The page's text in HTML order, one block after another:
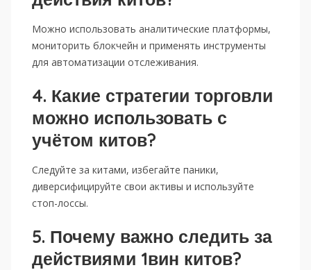
Можно использовать аналитические платформы,
мониторить блокчейн и применять инструменты
для автоматизации отслеживания.
4. Какие стратегии торговли
можно использовать с
учётом китов?
Следуйте за китами, избегайте паники,
диверсифицируйте свои активы и используйте
стоп-лоссы.
5. Почему важно следить за
действиями 1вин китов?